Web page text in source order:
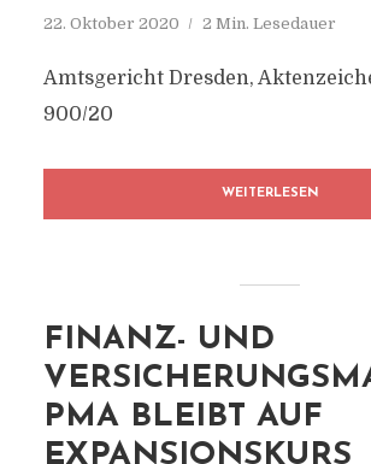
22. Oktober 2020 2 Min. Lesedauer
Amtsgericht Dresden,
900/20
WEITERLESEN
FINANZ- UND
PMA BLEIBT AUF
EXPANSIONSKURS